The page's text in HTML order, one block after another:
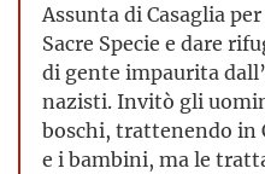
Assunta di Casaglia
Sacre Specie e dare
di gente impaurita
nazisti. Invitò gli
boschi, trattenendo in
e i bambini, ma le